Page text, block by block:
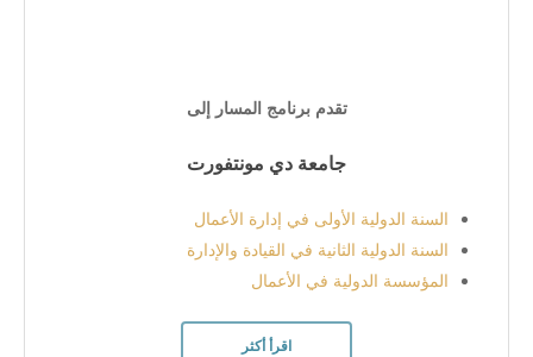
تقدم برنامج المسار إلى
جامعة دي مونتفورت
السنة الدولية الأولى في إدارة الأعمال
السنة الدولية الثانية في القيادة والإدارة
المؤسسة الدولية في الأعمال
اقرأ أكثر